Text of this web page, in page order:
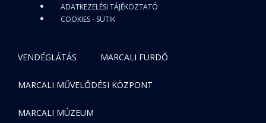
ADATKEZELÉSI TÁJÉKOZTATÓ
COOKIES - SÜTIK
VENDÉGLÁTÁS MARCALI FÜRDŐ
MARCALI MŰVELŐDÉSI KÖZPONT
MARCALI MÚZEUM